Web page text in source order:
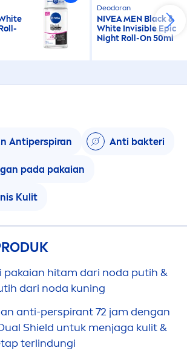
Deodoran
NIVEAMEN Black&
White Invisible Epic
Night Roll-On 50ml
Antiperspiran Anti bakteri
pada pakaian
Kulit
pakaian hitam dari noda putih &
dari noda kuning
anti-perspirant 72 jam dengan
Shield untuk menjaga kulit &
terlindungi